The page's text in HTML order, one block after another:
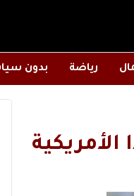
رياضة بدون
الأمريكية